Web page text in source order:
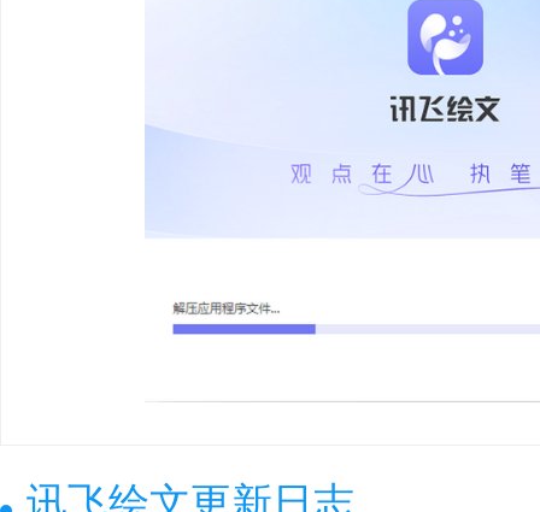
讯飞绘文更新日志